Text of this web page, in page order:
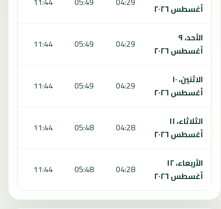
أغسطس ٢٠٢٦
الأحد، ٩
أغسطس ٢٠٢٦
04:29
05:49
11:44
الاثنين، ١٠
أغسطس ٢٠٢٦
04:29
05:49
11:44
الثلاثاء، ١١
أغسطس ٢٠٢٦
04:28
05:48
11:44
الأربعاء، ١٢
أغسطس ٢٠٢٦
04:28
05:48
11:44